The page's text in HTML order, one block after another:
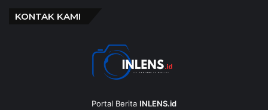
KONTAK KAMI
Portal Berita INLENS.id